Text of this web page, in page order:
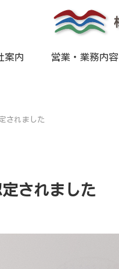
案内 営業・業務内容
されました
されました